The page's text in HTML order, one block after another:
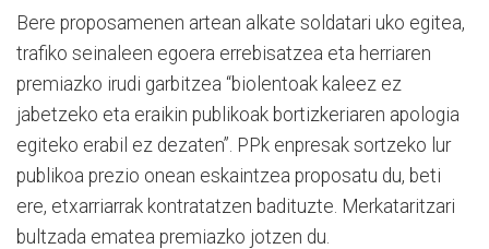
Bere proposamenen artean alkate soldatari uko egitea,
trafiko seinaleen egoera errebisatzea eta herriaren
premiazko irudi garbitzea “biolentoak kaleez ez
jabetzeko eta eraikin publikoak bortizkeriaren apologia
egiteko erabil ez dezaten”. PPk enpresak sortzeko lur
publikoa prezio onean eskaintzea proposatu du, beti
ere, etxarriarrak kontratatzen badituzte. Merkataritzari
bultzada ematea premiazko jotzen du.